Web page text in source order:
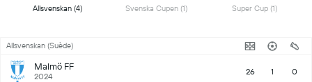
Allsvenskan (4) Svenska Cupen (1)
Allsvenskan (Suède)
Malmö FF
2024 26 1 0